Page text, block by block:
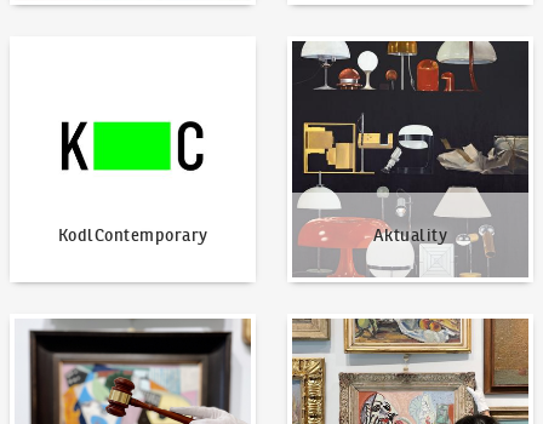
KodlContemporary Aktuality
Aktuality
Jak dražit? Nabídnout dílo